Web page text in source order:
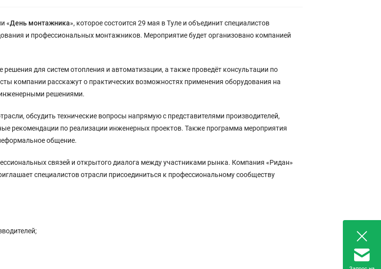
«День монтажника», которое состоится 29 мая в Туле и объединит специалистов
и профессиональных монтажников. Мероприятие будет организовано компанией
для систем отопления и автоматизации, а также проведёт консультации по
компании расскажут о практических возможностях применения оборудования на
решениями.
обсудить технические вопросы напрямую с представителями производителей,
рекомендации по реализации инженерных проектов. Также программа мероприятия
общение.
связей и открытого диалога между участниками рынка. Компания «Ридан»
специалистов отрасли присоединиться к профессиональному сообществу